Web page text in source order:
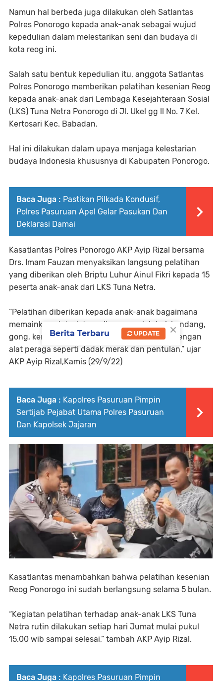
Namun hal berbeda juga dilakukan oleh Satlantas
Polres Ponorogo kepada anak-anak sebagai wujud
kepedulian dalam melestarikan seni dan budaya di
kota reog ini.
Salah satu bentuk kepedulian itu, anggota Satlantas
Polres Ponorogo memberikan pelatihan kesenian Reog
kepada anak-anak dari Lembaga Kesejahteraan Sosial
(LKS) Tuna Netra Ponorogo di Jl. Ukel gg ll No. 7 Kel.
Kertosari Kec. Babadan.
Hal ini dilakukan dalam upaya menjaga kelestarian
budaya Indonesia khususnya di Kabupaten Ponorogo.
Baca Juga : Pastikan Pilkada Kondusif,
Polres Pasuruan Apel Gelar Pasukan Dan
Deklarasi Damai
Kasatlantas Polres Ponorogo AKP Ayip Rizal bersama
Drs. Imam Fauzan menyaksikan langsung pelatihan
yang diberikan oleh Briptu Luhur Ainul Fikri kepada 15
peserta anak-anak dari LKS Tuna Netra.
“Pelatihan diberikan kepada anak-anak bagaimana
memainkan alat-alat musik reog mulai dari, kendang,
gong, kenong, sompret, angklung, ketipung dengan
alat peraga seperti dadak merak dan pentulan,” ujar
AKP Ayip Rizal,Kamis (29/9/22)
Baca Juga : Kapolres Pasuruan Pimpin
Sertijab Pejabat Utama Polres Pasuruan
Dan Kapolsek Jajaran
Kasatlantas menambahkan bahwa pelatihan kesenian
Reog Ponorogo ini sudah berlangsung selama 5 bulan.
“Kegiatan pelatihan terhadap anak-anak LKS Tuna
Netra rutin dilakukan setiap hari Jumat mulai pukul
15.00 wib sampai selesai,” tambah AKP Ayip Rizal.
Baca Juga : Kapolres Pasuruan Pimpin
×
Berita Terbaru UPDATE